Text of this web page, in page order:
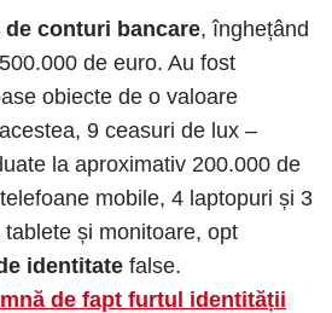
de conturi bancare, înghețând
de euro. Au fost
obiecte de o valoare
9 ceasuri de lux –
la aproximativ 200.000 de
mobile, 4 laptopuri și 3
și monitoare, opt
identitate false.
de fapt furtul identității